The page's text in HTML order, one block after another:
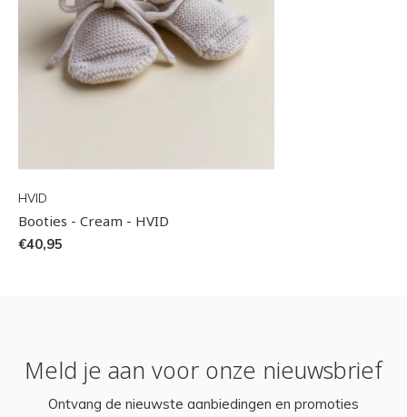
HVID
Booties - Cream - HVID
€40,95
Meld je aan voor onze nieuwsbrief
Ontvang de nieuwste aanbiedingen en promoties